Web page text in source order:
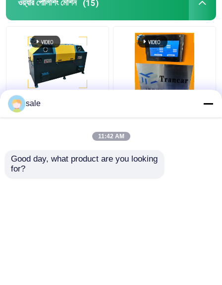
ওয়্যার পোলিশিং মেশিন (15)
ইস্পাত ধাতব তারের 2m/S
পলিশিং মেশিন রডস স্যান্ডিং
sale
11:42 AM
Good day, what product are you looking
for?